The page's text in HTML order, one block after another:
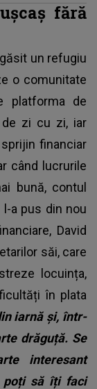
fără
un refugiu
o comunitate
platforma de
de zi cu zi, iar
financiar
când lucrurile
bună, contul
a pus din nou
David
săi, care
locuința,
în plata
iarnă și, într-
drăguță. Se
interesant
poți să îți faci